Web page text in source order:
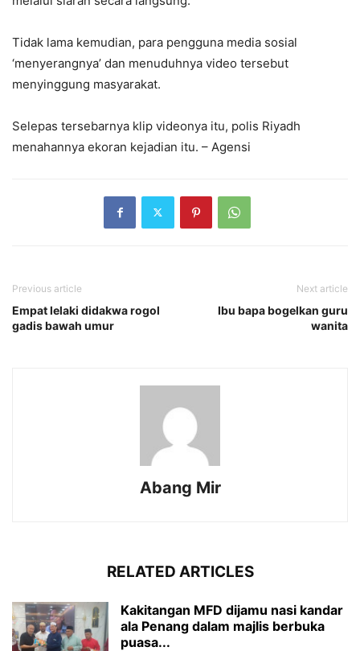
Tidak lama kemudian, para pengguna media sosial
‘menyerangnya’ dan menuduhnya video tersebut
menyinggung masyarakat.
Selepas tersebarnya klip videonya itu, polis Riyadh
menahannya ekoran kejadian itu. – Agensi
Previous article
Empat lelaki didakwa rogol
gadis bawah umur
Next article
Ibu bapa bogelkan guru
wanita
Abang Mir
RELATED ARTICLES
Kakitangan MFD dijamu nasi kandar
ala Penang dalam majlis berbuka
puasa...